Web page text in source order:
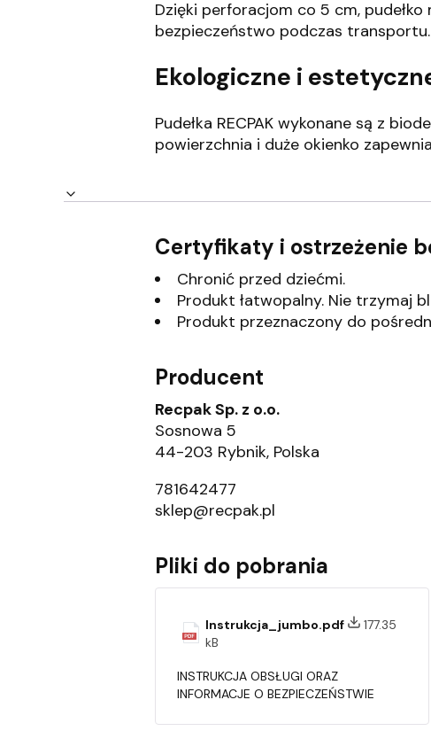
Dzięki perforacjom co 5 cm,
bezpieczeństwo podczas transportu.
Ekologiczne i
Pudełka RECPAK wykonane są z
powierzchnia i duże okienko
Certyfikaty i ostrzeżenie
Chronić przed dziećmi.
Produkt łatwopalny. Nie trzymaj
Produkt przeznaczony do
Producent
Recpak Sp. z o.o.
Sosnowa 5
44-203 Rybnik, Polska
781642477
sklep@recpak.pl
Pliki do pobrania
Instrukcja_jumbo.pdf
177.35
kB
INSTRUKCJA OBSŁUGI ORAZ
INFORMACJE O BEZPIECZEŃSTWIE